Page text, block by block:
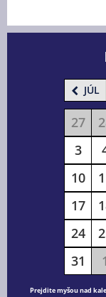
JÚL
27
3
10
17
24
31
1
Prejdite myšou nad